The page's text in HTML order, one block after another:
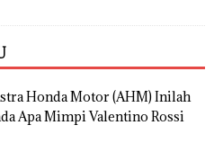
Honda Motor (AHM) Inilah
Apa Mimpi Valentino Rossi